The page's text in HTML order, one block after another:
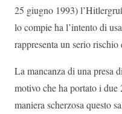
25 giugno 1993)
lo compie ha l’intento di
rappresenta un serio
La mancanza di una presa
motivo che ha portato i
maniera scherzosa questo